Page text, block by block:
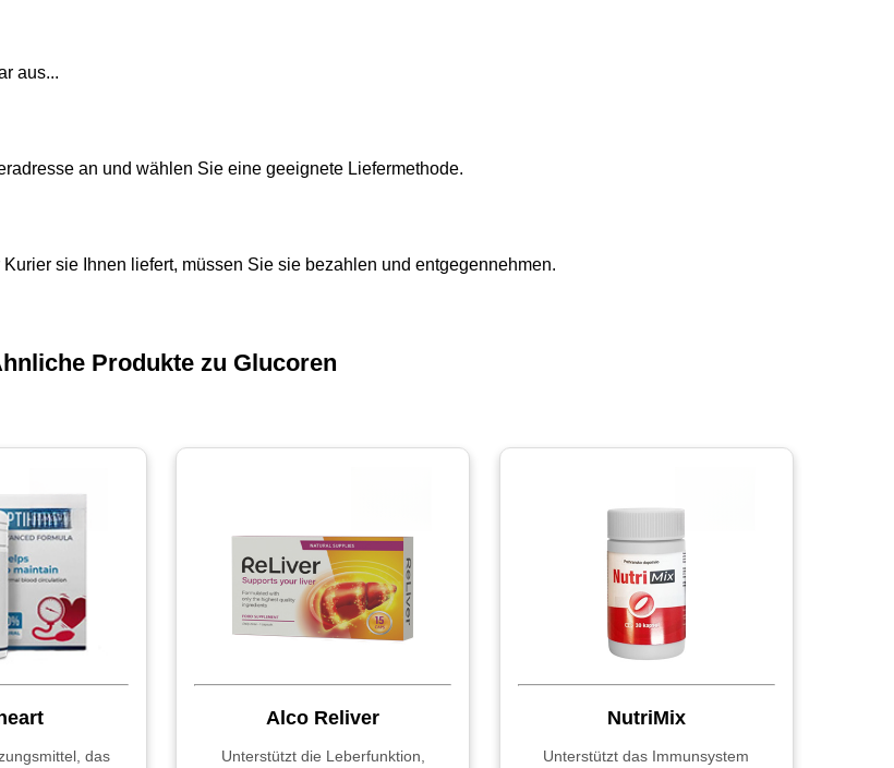
aus...
an und wählen Sie eine geeignete Liefermethode.
sie Ihnen liefert, müssen Sie sie bezahlen und entgegennehmen.
Produkte zu Glucoren
das
Alco Reliver
Unterstützt die Leberfunktion,
NutriMix
Unterstützt das Immunsystem